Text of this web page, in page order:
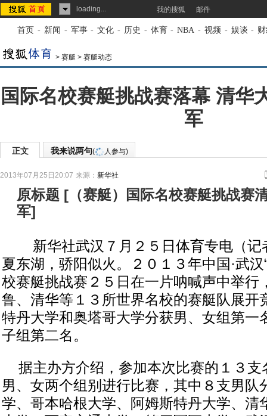
loading... 我的搜狐 邮件
首页 - 新闻 - 军事 - 文化 - 历史 - 体育 - NBA - 视频 - 娱谈 -
> 赛艇 > 赛艇动态
国际名校赛艇挑战赛落幕 清华
军
正文 我来说两句( 人参与)
2013年07月25日20:07 来源： 新华社
原标题 [ （赛艇）国际名校赛艇挑战赛
军]
新华社武汉７月２５日体育专电（记
夏东湖，骄阳似火。２０１３年中国·武汉
校赛艇挑战赛２５日在一片呐喊声中举行
鲁、清华等１３所世界名校的赛艇队展开
特丹大学和奥塔哥大学分获男、女组第一
子组第二名。
据主办方介绍，参加本次比赛的１３支
男、女两个组别进行比赛，其中８支男队
学、哥本哈根大学、阿姆斯特丹大学、清